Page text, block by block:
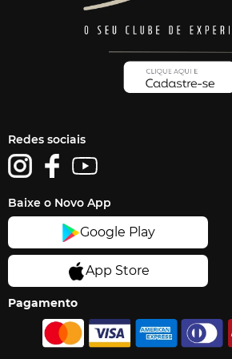
Redes sociais
Baixe o Novo App
Pagamento